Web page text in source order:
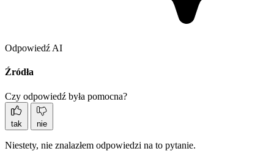
Odpowiedź AI
Źródła
Czy odpowiedź była pomocna?
tak nie
Niestety, nie znalazłem odpowiedzi na to pytanie.